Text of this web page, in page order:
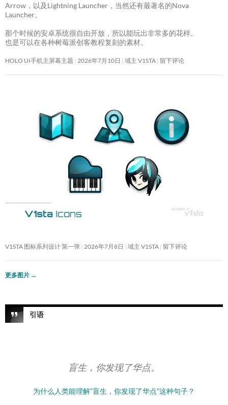
Arrow，以及Lightning Launcher，当然还有最著名的Nova
Launcher。
那个时候的安卓系统很自由开放，所以能玩出非常多的花样。
也是可以在各种树莓派创客教程复刻的素材。
HOLO UI手机主屏幕主题 2026年7月10日 域主 V1STA 留下评论
V1STA 图标系列设计 第一弹 2026年7月8日 域主 V1STA 留下评论
更多图片 →
引语
盲生，你发现了华点。
为什么人类能理解”盲生，你发现了华点”这种句子？